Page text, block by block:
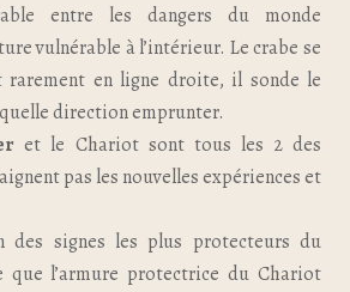
entre les dangers du monde
vulnérable à l’intérieur. Le crabe se
rarement en ligne droite, il sonde le
direction emprunter.
et le Chariot sont tous les 2 des
pas les nouvelles expériences et
des signes les plus protecteurs du
que l’armure protectrice du Chariot